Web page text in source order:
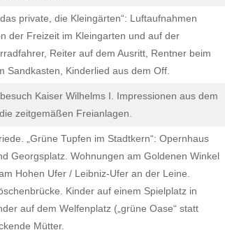
private, die Kleingärten“: Luftaufnahmen
der Freizeit im Kleingarten und auf der
Reiter auf dem Ausritt, Rentner beim
Sandkasten, Kinderlied aus dem Off.
Kaiser Wilhelms I. Impressionen aus dem
zeitgemäßen Freianlagen.
„Grüne Tupfen im Stadtkern“: Opernhaus
Georgsplatz. Wohnungen am Goldenen Winkel
Hohen Ufer / Leibniz-Ufer an der Leine.
Kinder auf einem Spielplatz in
auf dem Welfenplatz („grüne Oase“ statt
Mütter.